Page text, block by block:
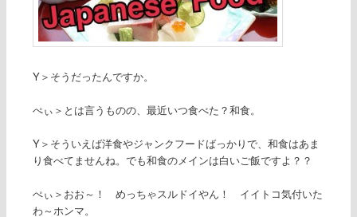
Y＞そうだったんですか。
ぺぃ＞とは言うものの、最近いつ食べた？和食。
Y＞そういえば洋食やジャンクフードばっかりで、和食はあま
り食べてませんね。でも和食のメインは白いご飯ですよ？？
ぺぃ＞おお～！ めっちゃスルドイやん！ イイトコ気付いた
わ～ホンマ。